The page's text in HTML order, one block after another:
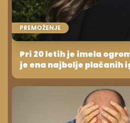
PREMOŽENJE
Pri 20 letih je imela
je ena najbolje plačanih